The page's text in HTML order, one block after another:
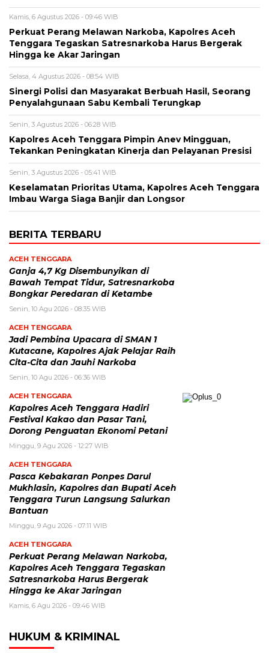
Kamis, 6 Agustus 2026 - 09:46 WIB
Perkuat Perang Melawan Narkoba, Kapolres Aceh
Tenggara Tegaskan Satresnarkoba Harus Bergerak
Hingga ke Akar Jaringan
Selasa, 4 Agustus 2026 - 08:54 WIB
Sinergi Polisi dan Masyarakat Berbuah Hasil, Seorang
Penyalahgunaan Sabu Kembali Terungkap
Senin, 3 Agustus 2026 - 06:28 WIB
Kapolres Aceh Tenggara Pimpin Anev Mingguan,
Tekankan Peningkatan Kinerja dan Pelayanan Presisi
Senin, 3 Agustus 2026 - 05:41 WIB
Keselamatan Prioritas Utama, Kapolres Aceh Tenggara
Imbau Warga Siaga Banjir dan Longsor
BERITA TERBARU
ACEH TENGGARA
Ganja 4,7 Kg Disembunyikan di
Bawah Tempat Tidur, Satresnarkoba
Bongkar Peredaran di Ketambe
Senin, 10 Agu 2026 - 08:35 WIB
ACEH TENGGARA
Jadi Pembina Upacara di SMAN 1
Kutacane, Kapolres Ajak Pelajar Raih
Cita-Cita dan Jauhi Narkoba
Senin, 10 Agu 2026 - 06:36 WIB
ACEH TENGGARA
Kapolres Aceh Tenggara Hadiri
Festival Kakao dan Pasar Tani,
Dorong Penguatan Ekonomi Petani
Minggu, 9 Agu 2026 - 12:27 WIB
ACEH TENGGARA
Pasca Kebakaran Ponpes Darul
Mukhlasin, Kapolres dan Bupati Aceh
Tenggara Turun Langsung Salurkan
Bantuan
Minggu, 9 Agu 2026 - 07:11 WIB
ACEH TENGGARA
Perkuat Perang Melawan Narkoba,
Kapolres Aceh Tenggara Tegaskan
Satresnarkoba Harus Bergerak
Hingga ke Akar Jaringan
Kamis, 6 Agu 2026 - 09:46 WIB
HUKUM & KRIMINAL